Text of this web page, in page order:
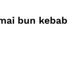
bun kebab